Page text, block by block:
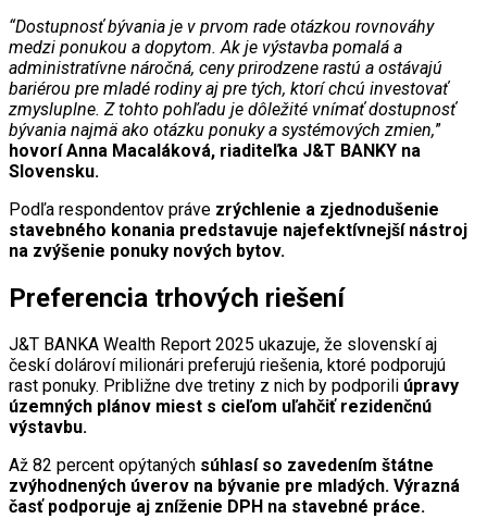
“Dostupnosť bývania je v prvom rade otázkou rovnováhy
medzi ponukou a dopytom. Ak je výstavba pomalá a
administratívne náročná, ceny prirodzene rastú a ostávajú
bariérou pre mladé rodiny aj pre tých, ktorí chcú investovať
zmysluplne. Z tohto pohľadu je dôležité vnímať dostupnosť
bývania najmä ako otázku ponuky a systémových zmien,”
hovorí Anna Macaláková, riaditeľka J&T BANKY na
Slovensku.
Podľa respondentov práve zrýchlenie a zjednodušenie
stavebného konania predstavuje najefektívnejší nástroj
na zvýšenie ponuky nových bytov.
Preferencia trhových riešení
J&T BANKA Wealth Report 2025 ukazuje, že slovenskí aj
českí dolároví milionári preferujú riešenia, ktoré podporujú
rast ponuky. Približne dve tretiny z nich by podporili úpravy
územných plánov miest s cieľom uľahčiť rezidenčnú
výstavbu.
Až 82 percent opýtaných súhlasí so zavedením štátne
zvýhodnených úverov na bývanie pre mladých. Výrazná
časť podporuje aj zníženie DPH na stavebné práce.